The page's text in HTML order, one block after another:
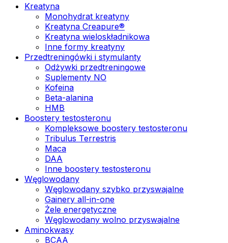
Kreatyna
Monohydrat kreatyny
Kreatyna Creapure®
Kreatyna wieloskładnikowa
Inne formy kreatyny
Przedtreningówki i stymulanty
Odżywki przedtreningowe
Suplementy NO
Kofeina
Beta-alanina
HMB
Boostery testosteronu
Kompleksowe boostery testosteronu
Tribulus Terrestris
Maca
DAA
Inne boostery testosteronu
Węglowodany
Węglowodany szybko przyswajalne
Gainery all-in-one
Żele energetyczne
Węglowodany wolno przyswajalne
Aminokwasy
BCAA